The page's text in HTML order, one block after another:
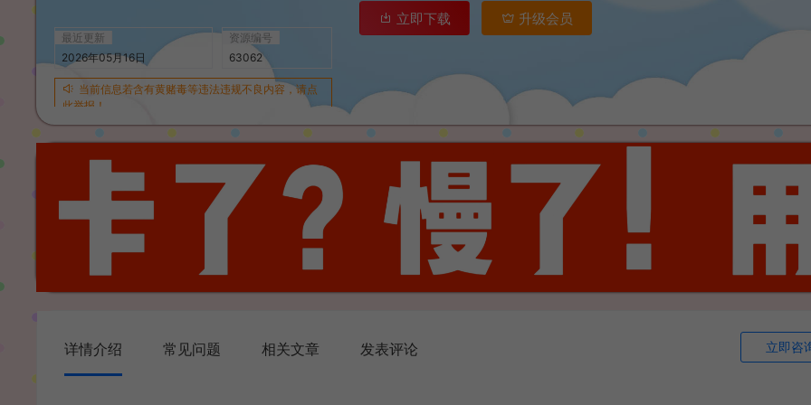
最近更新
2026年05月16日
资源编号
63062
当前信息若含有黄赌毒等违法违规不良内容，请点
此举报！
立即下载 升级会员
详情介绍 常见问题 相关文章 发表评论 立即咨